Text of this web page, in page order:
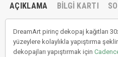
AÇIKLAMA BILGI KARTI
DreamArt pirinç dekopaj kağıtları
yüzeylere kolaylıkla yapıştırma
dekopajları yapıştırmak için